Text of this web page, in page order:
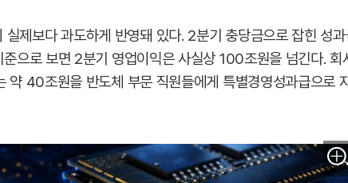
제보다 과도하게 반영돼 있다. 2분기 충당금으로 잡힌 성
으로 보면 2분기 영업이익은 사실상 100조원을 넘긴다. 회
40조원을 반도체 부문 직원들에게 특별경영성과급으로 지
이미지 확대보기